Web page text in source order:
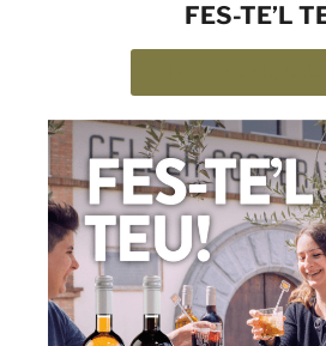
FES-TE’L